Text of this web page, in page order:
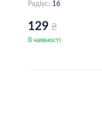
Радіус: 16
129 ₴
В наявності